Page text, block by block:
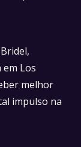
em Los
melhor
impulso na